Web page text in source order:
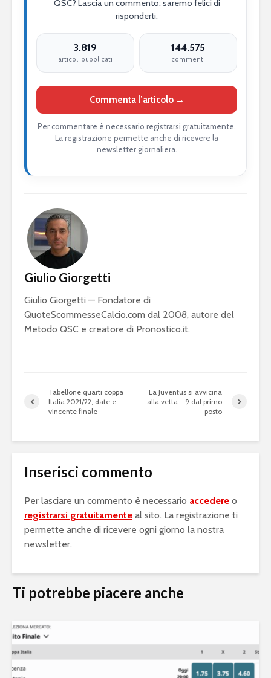
QSC? Lascia un commento: saremo felici di
risponderti.
3.819
articoli pubblicati
144.575
commenti
Commenta l’articolo →
Per commentare è necessario registrarsi gratuitamente.
La registrazione permette anche di ricevere la
newsletter giornaliera.
Giulio Giorgetti
Giulio Giorgetti — Fondatore di
QuoteScommesseCalcio.com dal 2008, autore del
Metodo QSC e creatore di Pronostico.it.
Tabellone quarti coppa
Italia 2021/22, date e
vincente finale
La Juventus si avvicina
alla vetta: -9 dal primo
posto
Inserisci commento
Per lasciare un commento è necessario accedere o
registrarsi gratuitamente al sito. La registrazione ti
permette anche di ricevere ogni giorno la nostra
newsletter.
Ti potrebbe piacere anche